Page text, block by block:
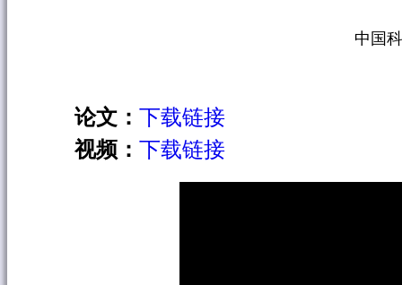
中国
论文： 下载链接
视频： 下载链接